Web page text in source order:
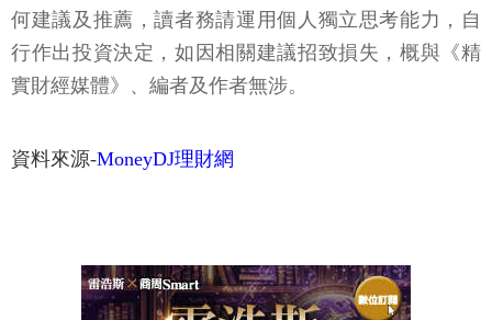
何建議及推薦，讀者務請運用個人獨立思考能力，自
行作出投資決定，如因相關建議招致損失，概與《精
實財經媒體》、編者及作者無涉。
資料來源-MoneyDJ理財網